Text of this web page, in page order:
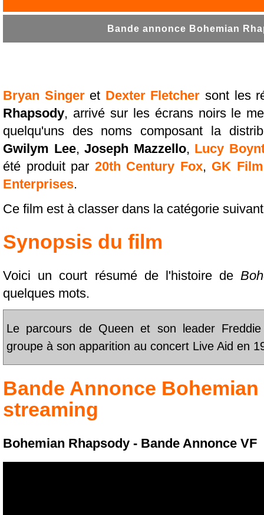
Bande annonce Bohemian
Bryan Singeret Dexter Fletcher sont les
Rhapsody, arrivé sur les écrans noirs le
quelqu'uns des noms composant la
Gwilym Lee,Joseph Mazzello, Lucy
été produit par 20th Century Fox, GK
Enterprises.
Ce film est à classer dans la catégorie
Synopsis du film
Voici un court résumé de l'histoire de
quelques mots.
Le parcours de Queen et son leader
groupe à son apparition au concert Live Aid en
Bande Annonce
streaming
Bohemian Rhapsody - Bande Annonce VF